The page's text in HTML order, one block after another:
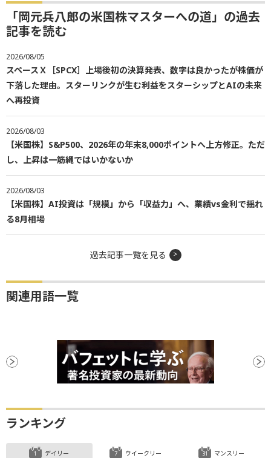
「岡元兵八郎の米国株マスターへの道」の過去
記事を読む
2026/08/05
スペースＸ［SPCX］上場後初の決算発表、数字は良かったが株価が
下落した理由。スターリンクが生む利益をスターシップとAIの未来
へ再投資
2026/08/03
【米国株】S&P500、2026年の年末8,000ポイントへ上方修正。ただ
し、上昇は一筋縄ではいかないか
2026/08/03
【米国株】AI投資は「規模」から「収益力」へ、業績vs金利で揺れ
る8月相場
過去記事一覧を見る
関連用語一覧
ランキング
デイリー ウイークリー マンスリー